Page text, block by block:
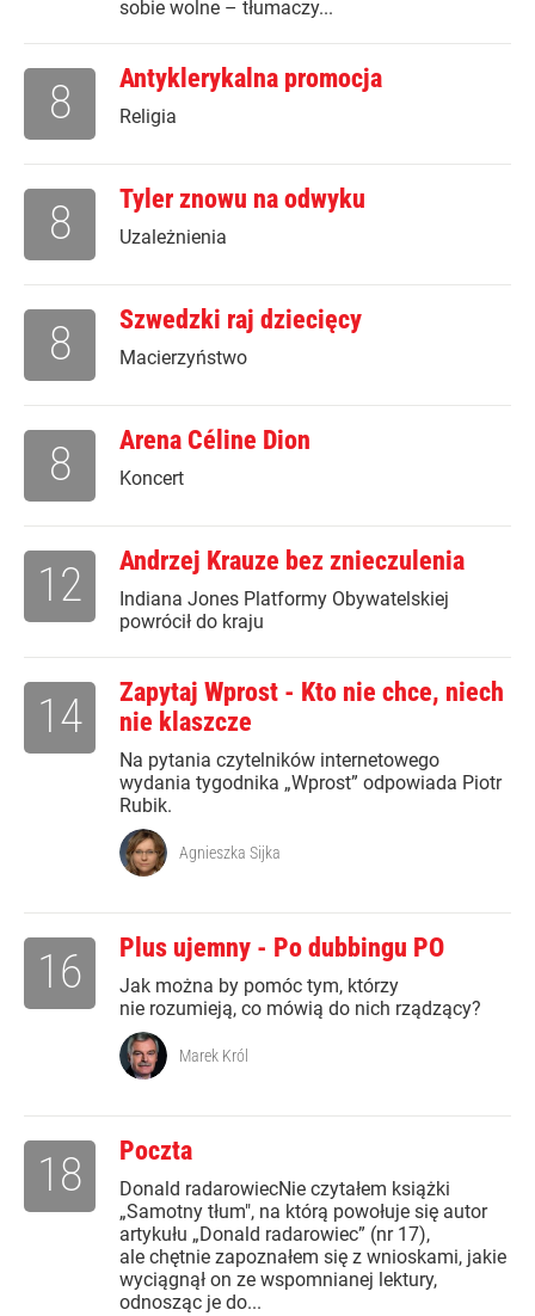
sobie wolne – tłumaczy...
Antyklerykalna promocja
Religia
8
Tyler znowu na odwyku
Uzależnienia
8
Szwedzki raj dziecięcy
Macierzyństwo
8
Arena Céline Dion
Koncert
8
Andrzej Krauze bez znieczulenia
Indiana Jones Platformy Obywatelskiej
powrócił do kraju
12
Zapytaj Wprost - Kto nie chce, niech
nie klaszcze
Na pytania czytelników internetowego
wydania tygodnika „Wprost” odpowiada Piotr
Rubik.
14
Agnieszka Sijka
Plus ujemny - Po dubbingu PO
Jak można by pomóc tym, którzy
nie rozumieją, co mówią do nich rządzący?
16
Marek Król
Poczta
Donald radarowiecNie czytałem książki
„Samotny tłum", na którą powołuje się autor
artykułu „Donald radarowiec” (nr 17),
ale chętnie zapoznałem się z wnioskami, jakie
wyciągnął on ze wspomnianej lektury,
odnosząc je do...
18